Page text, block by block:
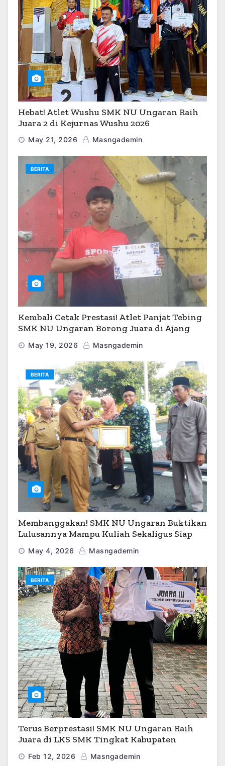
Hebat! Atlet Wushu SMK NU Ungaran Raih
Juara 2 di Kejurnas Wushu 2026
May 21, 2026 Masngademin
BERITA
Kembali Cetak Prestasi! Atlet Panjat Tebing
SMK NU Ungaran Borong Juara di Ajang
May 19, 2026 Masngademin
BERITA
Membanggakan! SMK NU Ungaran Buktikan
Lulusannya Mampu Kuliah Sekaligus Siap
May 4, 2026 Masngademin
BERITA
Terus Berprestasi! SMK NU Ungaran Raih
Juara di LKS SMK Tingkat Kabupaten
Feb 12, 2026 Masngademin